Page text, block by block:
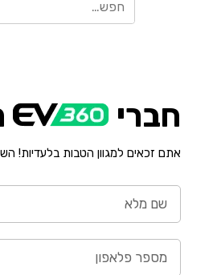
חברי
אתם זכאים למגוון הטבות בלעדיות!